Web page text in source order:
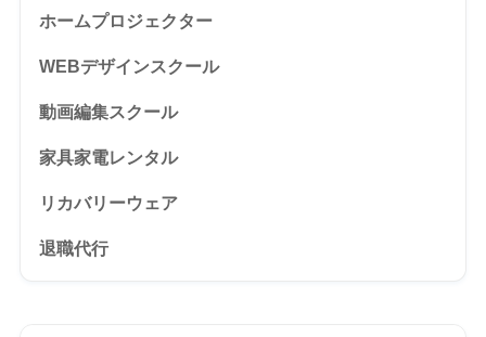
ホームプロジェクター
WEBデザインスクール
動画編集スクール
家具家電レンタル
リカバリーウェア
退職代行